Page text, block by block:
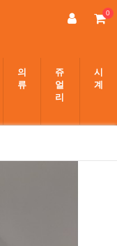
0
의
류
쥬
얼
리
시
계